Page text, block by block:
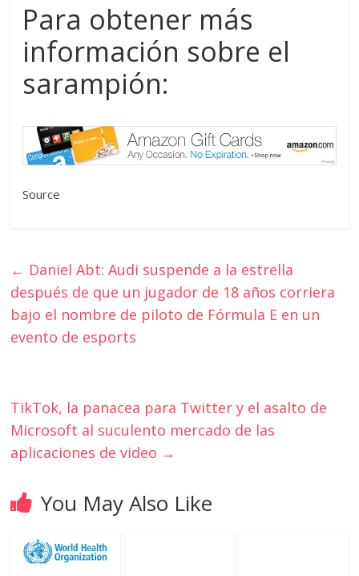
Para obtener más
información sobre el
sarampión:
Source
← Daniel Abt: Audi suspende a la estrella
después de que un jugador de 18 años corriera
bajo el nombre de piloto de Fórmula E en un
evento de esports
TikTok, la panacea para Twitter y el asalto de
Microsoft al suculento mercado de las
aplicaciones de video →
You May Also Like